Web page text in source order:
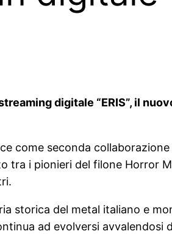
digitale “ERIS”, il
come seconda
tra i pionieri del filone Horror
storica del metal italiano e
ad evolversi avvalendosi